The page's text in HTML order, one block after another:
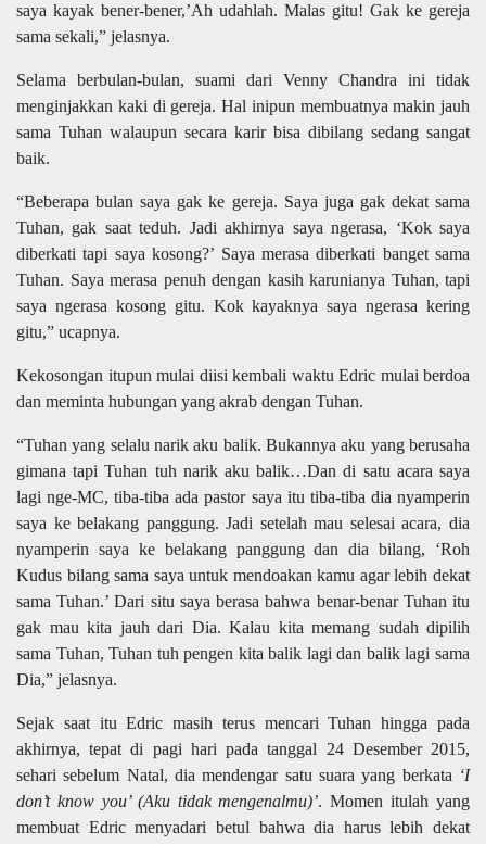
saya kayak bener-bener,’Ah udahlah. Malas gitu! Gak ke gereja
sama sekali,” jelasnya.
Selama berbulan-bulan, suami dari Venny Chandra ini tidak
menginjakkan kaki di gereja. Hal inipun membuatnya makin jauh
sama Tuhan walaupun secara karir bisa dibilang sedang sangat
baik.
“Beberapa bulan saya gak ke gereja. Saya juga gak dekat sama
Tuhan, gak saat teduh. Jadi akhirnya saya ngerasa, ‘Kok saya
diberkati tapi saya kosong?’ Saya merasa diberkati banget sama
Tuhan. Saya merasa penuh dengan kasih karunianya Tuhan, tapi
saya ngerasa kosong gitu. Kok kayaknya saya ngerasa kering
gitu,” ucapnya.
Kekosongan itupun mulai diisi kembali waktu Edric mulai berdoa
dan meminta hubungan yang akrab dengan Tuhan.
“Tuhan yang selalu narik aku balik. Bukannya aku yang berusaha
gimana tapi Tuhan tuh narik aku balik…Dan di satu acara saya
lagi nge-MC, tiba-tiba ada pastor saya itu tiba-tiba dia nyamperin
saya ke belakang panggung. Jadi setelah mau selesai acara, dia
nyamperin saya ke belakang panggung dan dia bilang, ‘Roh
Kudus bilang sama saya untuk mendoakan kamu agar lebih dekat
sama Tuhan.’ Dari situ saya berasa bahwa benar-benar Tuhan itu
gak mau kita jauh dari Dia. Kalau kita memang sudah dipilih
sama Tuhan, Tuhan tuh pengen kita balik lagi dan balik lagi sama
Dia,” jelasnya.
Sejak saat itu Edric masih terus mencari Tuhan hingga pada
akhirnya, tepat di pagi hari pada tanggal 24 Desember 2015,
sehari sebelum Natal, dia mendengar satu suara yang berkata ‘I
don’t know you’ (Aku tidak mengenalmu)’. Momen itulah yang
membuat Edric menyadari betul bahwa dia harus lebih dekat